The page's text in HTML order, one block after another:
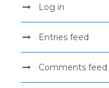
Log in
Entries feed
Comments feed